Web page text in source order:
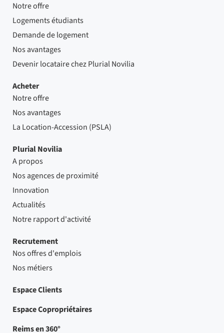
Notre offre
Logements étudiants
Demande de logement
Nos avantages
Devenir locataire chez Plurial Novilia
Acheter
Notre offre
Nos avantages
La Location-Accession (PSLA)
Plurial Novilia
A propos
Nos agences de proximité
Innovation
Actualités
Notre rapport d'activité
Recrutement
Nos offres d'emplois
Nos métiers
Espace Clients
Espace Copropriétaires
Reims en 360°